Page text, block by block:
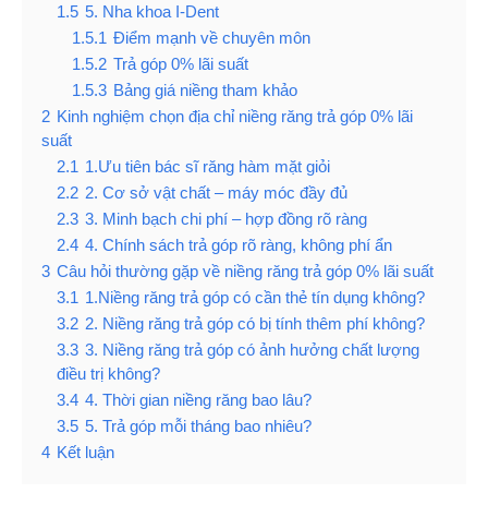
1.5 5. Nha khoa I-Dent
1.5.1 Điểm mạnh về chuyên môn
1.5.2 Trả góp 0% lãi suất
1.5.3 Bảng giá niềng tham khảo
2 Kinh nghiệm chọn địa chỉ niềng răng trả góp 0% lãi
suất
2.1 1.Ưu tiên bác sĩ răng hàm mặt giỏi
2.2 2. Cơ sở vật chất – máy móc đầy đủ
2.3 3. Minh bạch chi phí – hợp đồng rõ ràng
2.4 4. Chính sách trả góp rõ ràng, không phí ẩn
3 Câu hỏi thường gặp về niềng răng trả góp 0% lãi suất
3.1 1.Niềng răng trả góp có cần thẻ tín dụng không?
3.2 2. Niềng răng trả góp có bị tính thêm phí không?
3.3 3. Niềng răng trả góp có ảnh hưởng chất lượng
điều trị không?
3.4 4. Thời gian niềng răng bao lâu?
3.5 5. Trả góp mỗi tháng bao nhiêu?
4 Kết luận